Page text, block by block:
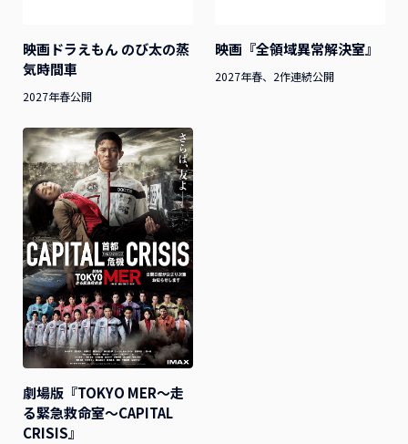
映画ドラえもん のび太の蒸
気時間車
2027年春公開
映画『全領域異常解決室』
2027年春、2作連続公開
劇場版『TOKYO MER～走
る緊急救命室～CAPITAL
CRISIS』